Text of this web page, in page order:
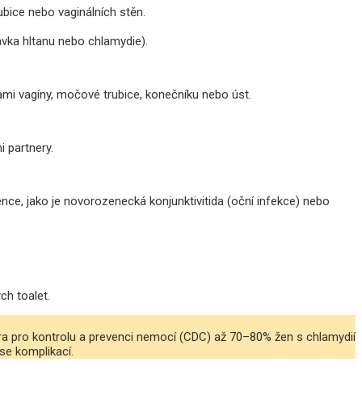
nebo vaginálních stěn.
hltanu nebo chlamydie).
vagíny, močové trubice, konečníku nebo úst.
partnery.
jako je novorozenecká konjunktivitida (oční infekce) nebo
toalet.
kontrolu a prevenci nemocí (CDC) až 70–80% žen s chlamydií
komplikací.